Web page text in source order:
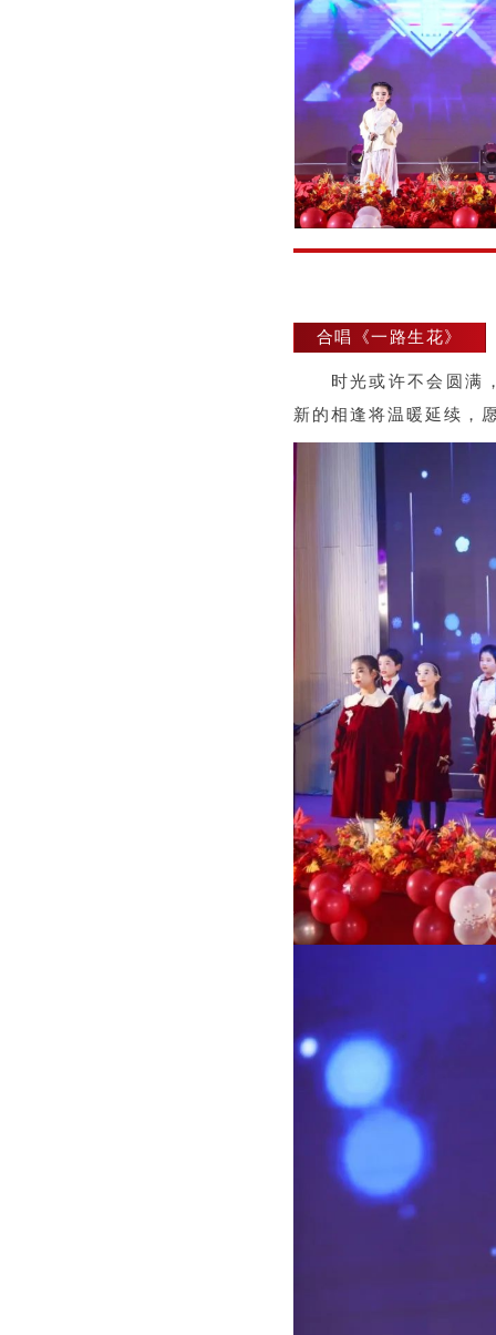
合唱《一路生花》
时光或许不会圆满
新的相逢将温暖延续，